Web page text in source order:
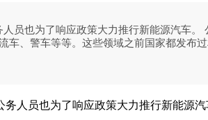
员也为了响应政策大力推行新能源汽车
、警车等等。这些领域之前国家都发布
人员也为了响应政策大力推行新能源汽